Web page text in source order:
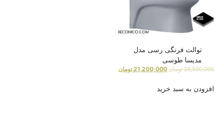
توالت فرنگی رسی مدل
مدیسا طوسی
26,500,000 تومان 21,200,000 تومان
افزودن به سبد خرید